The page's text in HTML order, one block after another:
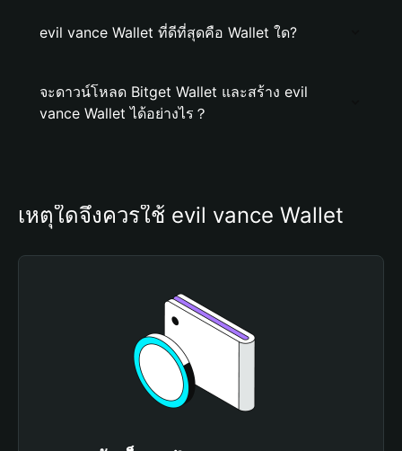
evil vance Wallet ที่ดีที่สุดคือ Wallet ใด?
จะดาวน์โหลด Bitget Wallet และสร้าง evil
vance Wallet ได้อย่างไร？
เหตุใดจึงควรใช้ evil vance Wallet